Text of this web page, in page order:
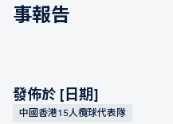
事報告
發佈於 [日期]
中國香港15人欖球代表隊